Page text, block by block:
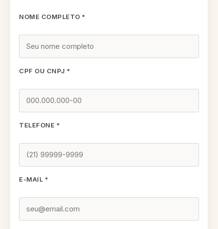
NOME COMPLETO *
CPF OU CNPJ *
TELEFONE *
E-MAIL *